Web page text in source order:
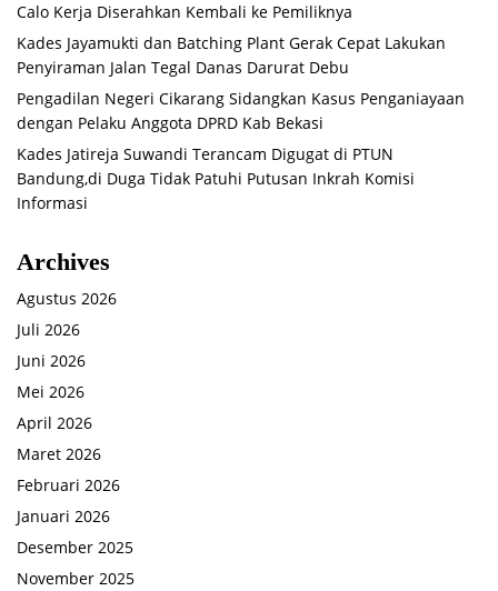
Calo Kerja Diserahkan Kembali ke Pemiliknya
Kades Jayamukti dan Batching Plant Gerak Cepat Lakukan
Penyiraman Jalan Tegal Danas Darurat Debu
Pengadilan Negeri Cikarang Sidangkan Kasus Penganiayaan
dengan Pelaku Anggota DPRD Kab Bekasi
Kades Jatireja Suwandi Terancam Digugat di PTUN
Bandung,di Duga Tidak Patuhi Putusan Inkrah Komisi
Informasi
Archives
Agustus 2026
Juli 2026
Juni 2026
Mei 2026
April 2026
Maret 2026
Februari 2026
Januari 2026
Desember 2025
November 2025